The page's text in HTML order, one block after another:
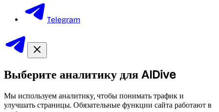
Telegram
Выберите аналитику для AIDive
Мы используем аналитику, чтобы понимать трафик и
улучшать страницы. Обязательные функции сайта работают в